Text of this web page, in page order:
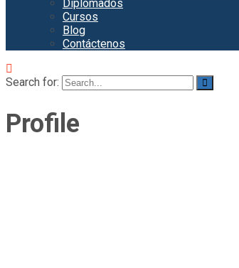
Diplomados
Cursos
Blog
Contáctenos
Search for:
Profile